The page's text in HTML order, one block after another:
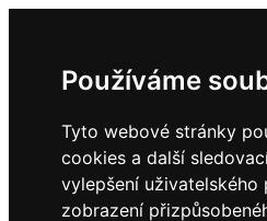
Používáme
Tyto webové stránky
cookies a další
vylepšení uživatelského
zobrazení
Domů